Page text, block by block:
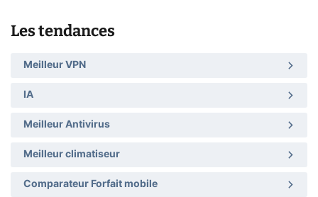
Les tendances
Meilleur VPN
IA
Meilleur Antivirus
Meilleur climatiseur
Comparateur Forfait mobile